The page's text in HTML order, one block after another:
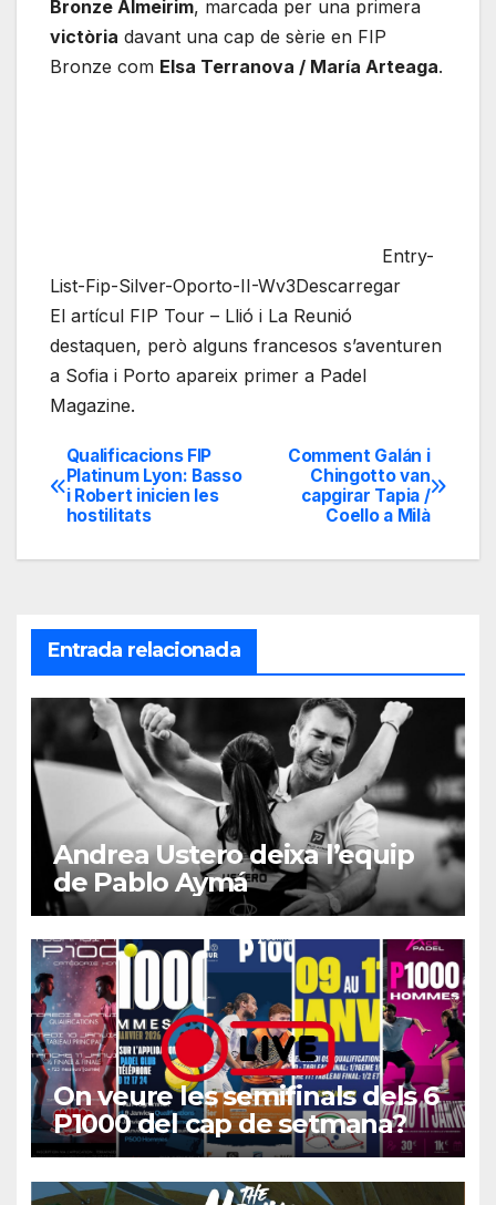
Bronze Almeirim, marcada per una primera
victòria davant una cap de sèrie en FIP
Bronze com Elsa Terranova / María Arteaga.
Entry-
List-Fip-Silver-Oporto-II-Wv3Descarregar
El artícul FIP Tour – Llió i La Reunió
destaquen, però alguns francesos s’aventuren
a Sofia i Porto apareix primer a Padel
Magazine.
Navegación
de
entradas
Comment Galán i
Chingotto van
capgirar Tapia /
Coello a Milà
Qualificacions FIP
Platinum Lyon: Basso
i Robert inicien les
hostilitats
Entrada relacionada
Andrea Ustero deixa l’equip
de Pablo Aymá
On veure les semifinals dels 6
P1000 del cap de setmana?